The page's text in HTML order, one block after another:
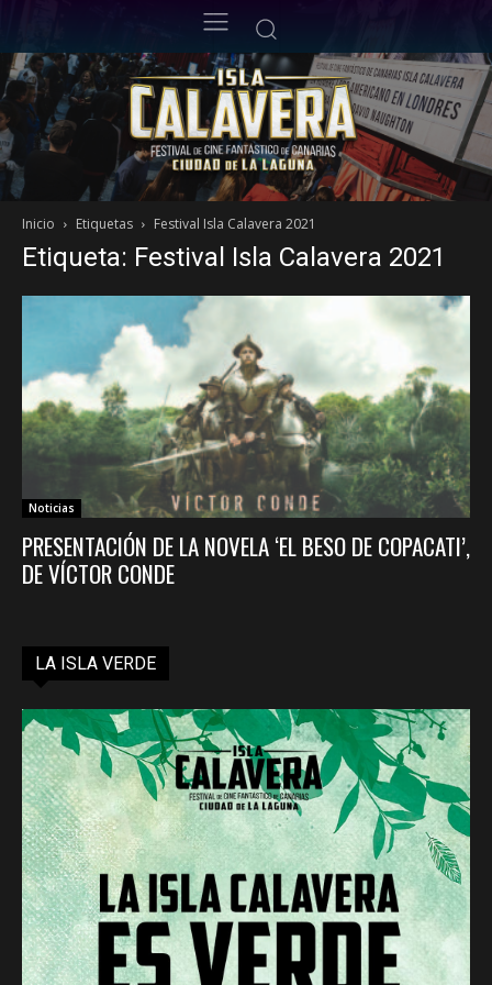
Inicio Etiquetas Festival Isla Calavera 2021
Etiqueta: Festival Isla Calavera 2021
Noticias
PRESENTACIÓN DE LA NOVELA ‘EL BESO DE COPACATI’,
DE VÍCTOR CONDE
LA ISLA VERDE